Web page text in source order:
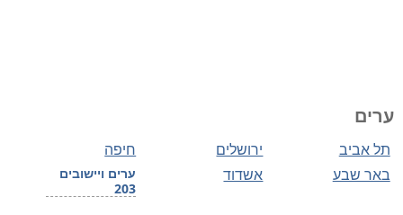
ערים
חיפה ירושלים תל אביב
ערים ויישובים
203
אשדוד באר שבע